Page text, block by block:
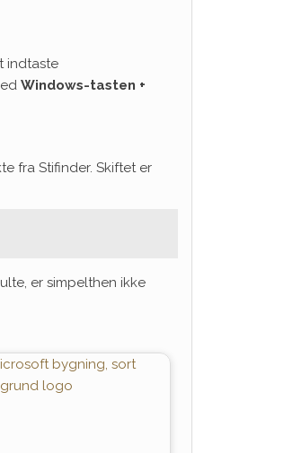
indtaste
Windows-tasten +
fra Stifinder. Skiftet er
er simpelthen ikke